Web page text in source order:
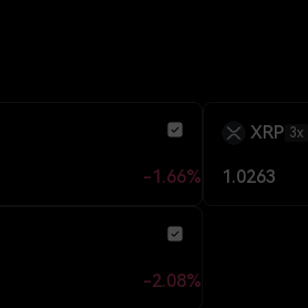
-1.66%
XRP 3x
1.0263
-2.08%